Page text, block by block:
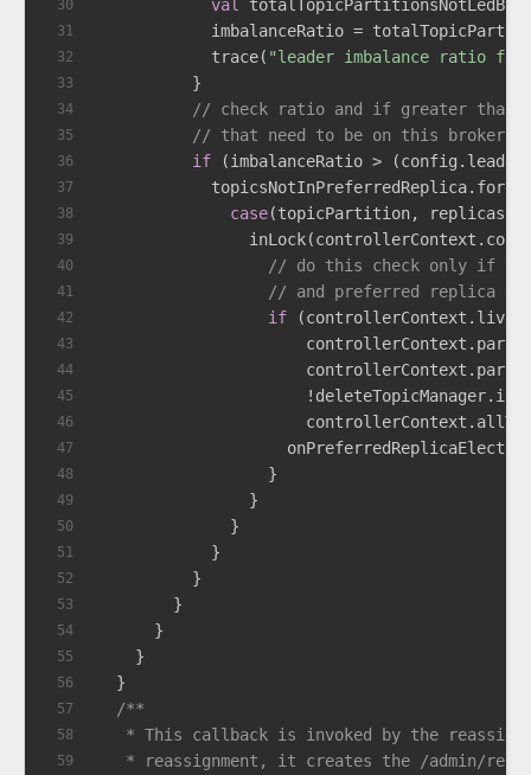
30
31
32
33
34
35
36
37
38
39
40
41
42
43
44
45
46
47
48
49
50
51
52
53
54
55
56
57
58
59
val
imbalanceRatio =
            trace(
"leader imbalance ratio for
          }
// check ratio and if greater than
// that need to be on this broker
if (imbalanceRatio >
case(topicPartition, replicas)
// do this check only if
// and preferred replica
if
                  }
                }
              }
            }
          }
        }
      }
    }
  }
/**
* This callback is invoked by the
* reassignment, it creates the /admin/